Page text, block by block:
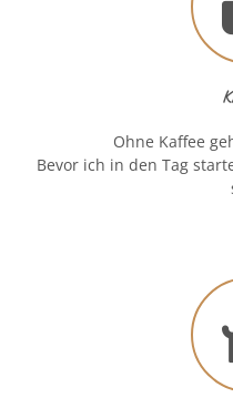
Ohne Kaffee
Bevor ich in den Tag